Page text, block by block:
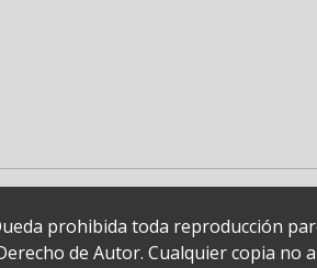
prohibida toda reproducción
de Autor. Cualquier copia no